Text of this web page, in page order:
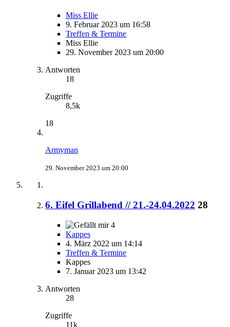
Miss Ellie
9. Februar 2023 um 16:58
Treffen & Termine
Miss Ellie
29. November 2023 um 20:00
Antworten
18
Zugriffe
8,5k
18
Armyman
29. November 2023 um 20:00
6. Eifel Grillabend // 21.-24.04.2022 28
4
Kappes
4. März 2022 um 14:14
Treffen & Termine
Kappes
7. Januar 2023 um 13:42
Antworten
28
Zugriffe
11k